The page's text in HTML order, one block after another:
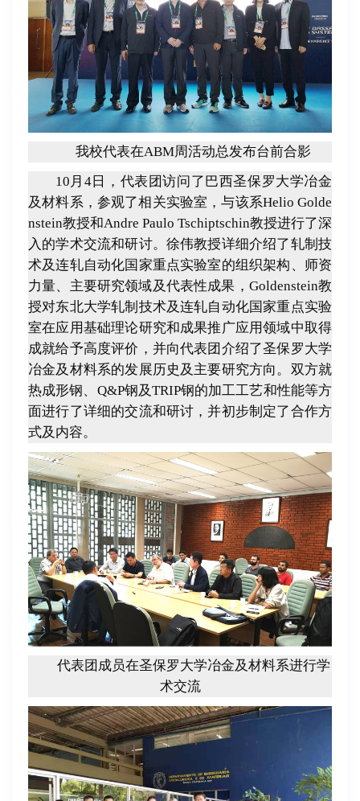
我校代表在ABM周活动总发布台前合影
10月4日，代表团访问了巴西圣保罗大学冶金
及材料系，参观了相关实验室，与该系Helio Golde
nstein教授和Andre Paulo Tschiptschin教授进行了深
入的学术交流和研讨。徐伟教授详细介绍了轧制技
术及连轧自动化国家重点实验室的组织架构、师资
力量、主要研究领域及代表性成果， Goldenstein教
授对东北大学轧制技术及连轧自动化国家重点实验
室在应用基础理论研究和成果推广应用领域中取得
成就给予高度评价，并向代表团介绍了圣保罗大学
冶金及材料系的发展历史及主要研究方向。双方就
热成形钢、 Q&P钢及TRIP钢的加工工艺和性能等方
面进行了详细的交流和研讨，并初步制定了合作方
式及内容。
代表团成员在圣保罗大学冶金及材料系进行学
术交流